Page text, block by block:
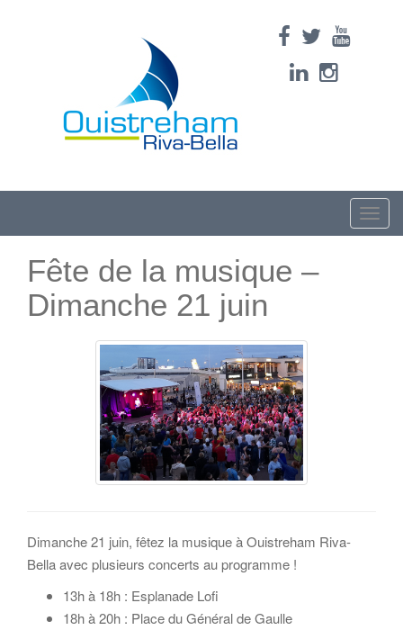
Toggle
Fête de la musique –
Dimanche 21 juin
Dimanche 21 juin, fêtez la musique à Ouistreham Riva-
Bella avec plusieurs concerts au programme !
13h à 18h : Esplanade Lofi
18h à 20h : Place du Général de Gaulle